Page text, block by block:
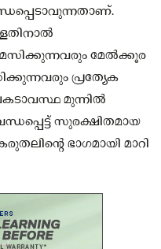
മേല്‍ക്കൂര
പ്രത്യേക
മുന്നില്‍
സുരക്ഷിതമായ
ഭാഗമായി മാറി